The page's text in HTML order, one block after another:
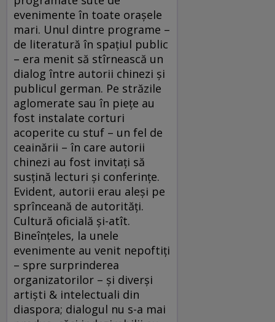
evenimente în toate oraşele
mari. Unul dintre programe –
de literatură în spaţiul public
– era menit să stîrnească un
dialog între autorii chinezi şi
publicul german. Pe străzile
aglomerate sau în pieţe au
fost instalate corturi
acoperite cu stuf – un fel de
ceainării – în care autorii
chinezi au fost invitaţi să
susţină lecturi şi conferinţe.
Evident, autorii erau aleşi pe
sprînceană de autorităţi.
Cultură oficială şi-atît.
Bineînţeles, la unele
evenimente au venit nepoftiţi
– spre surprinderea
organizatorilor – şi diverşi
artişti & intelectuali din
diaspora; dialogul nu s-a mai